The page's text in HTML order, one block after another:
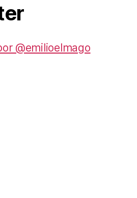
@emilioelmago